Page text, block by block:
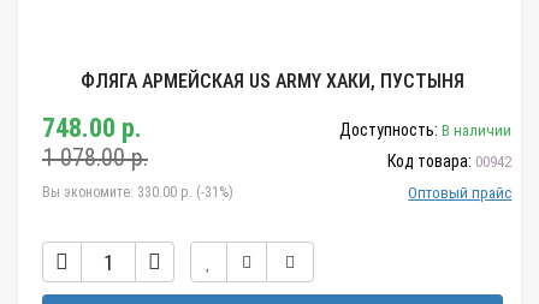
ФЛЯГА АРМЕЙСКАЯ US ARMY ХАКИ, ПУСТЫНЯ
748.00 р.
1 078.00 р.
Вы экономите: 330.00 р. (-31%)
Доступность: В наличии
Код товара: 00942
Оптовый прайс